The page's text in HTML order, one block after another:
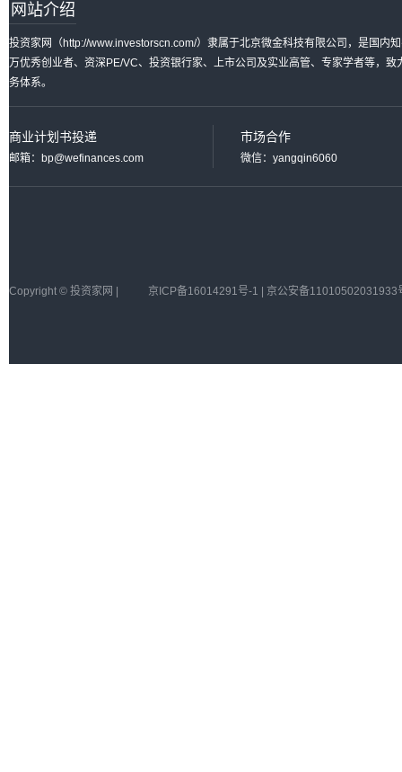
网站介绍
投资家网（http://www.investorscn.com/）隶属于北京微金科技有限公司，是国内
万优秀创业者、资深PE/VC、投资银行家、上市公司及实业高管、专家学者等，
务体系。
商业计划书投递
邮箱：bp@wefinances.com
市场合作
微信：yangqin6060
Copyright © 投资家网 | 京ICP备16014291号-1 | 京公安备11010502031933